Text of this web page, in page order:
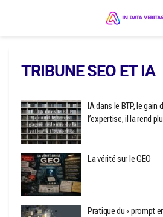
TRIBUNE SEO ET IA
IA dans le BTP, le
l’expertise, il la rend
La vérité sur le GEO
Pratique du « prompt